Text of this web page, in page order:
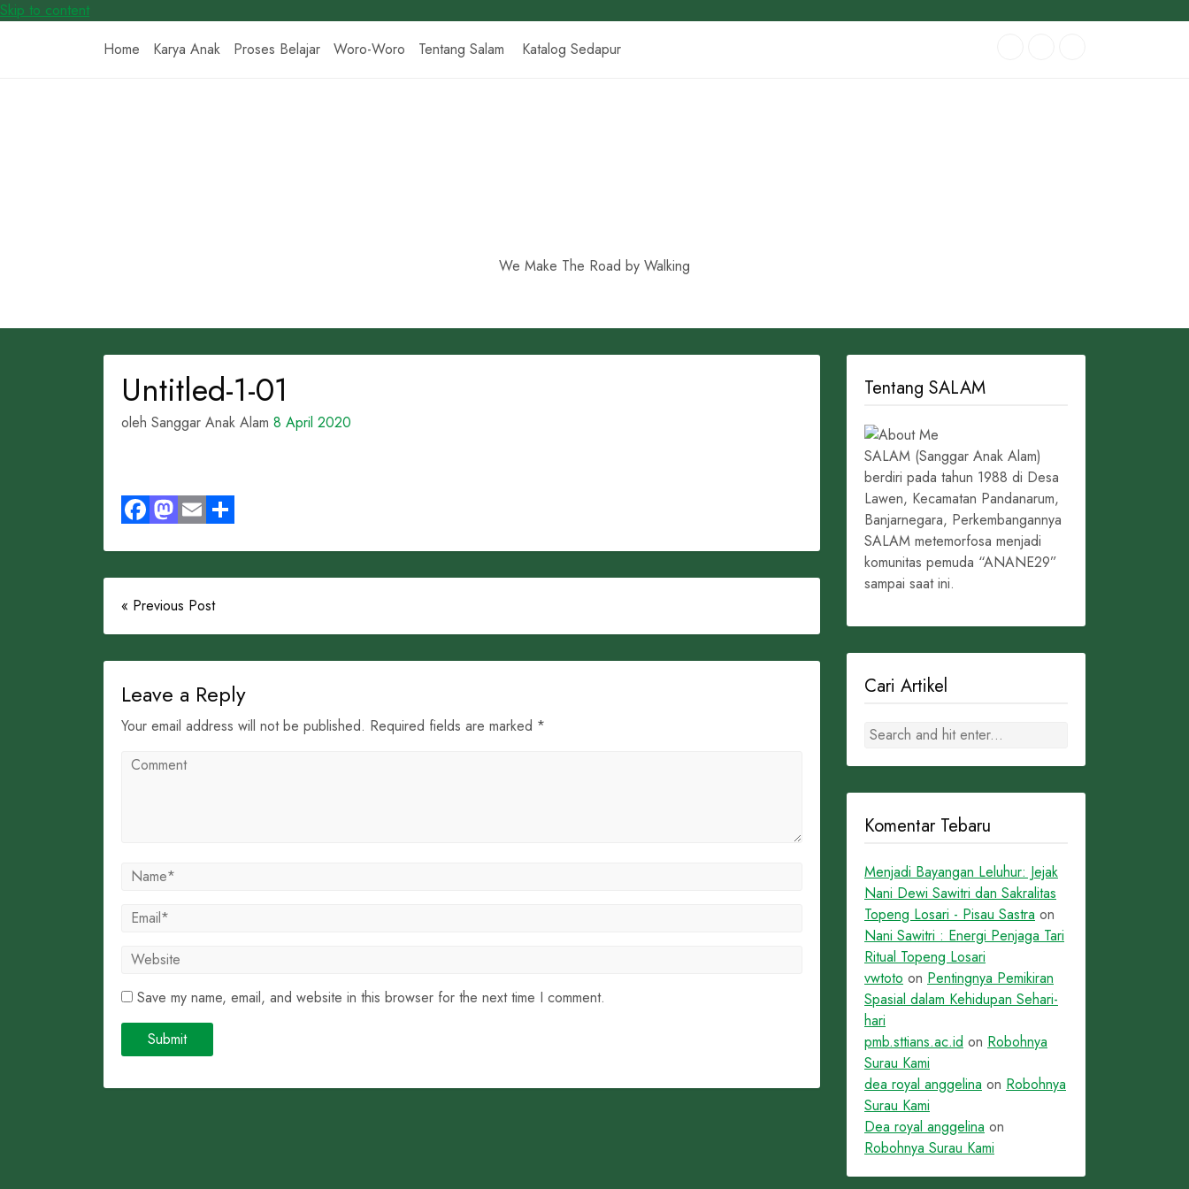
Skip to content
Home
Karya Anak Proses Belajar Woro-Woro Tentang Salam Katalog Sedapur
We Make The Road by Walking
Untitled-1-01
oleh Sanggar Anak Alam 8 April 2020
« Previous Post
Leave a Reply
Your email address will not be published. Required fields are marked *
Save my name, email, and website in this browser for the next time I comment.
Tentang SALAM
SALAM (Sanggar Anak Alam)
berdiri pada tahun 1988 di Desa
Lawen, Kecamatan Pandanarum,
Banjarnegara, Perkembangannya
SALAM metemorfosa menjadi
komunitas pemuda “ANANE29”
sampai saat ini.
Cari Artikel
Komentar Tebaru
Menjadi Bayangan Leluhur: Jejak
Nani Dewi Sawitri dan Sakralitas
Topeng Losari - Pisau Sastra on
Nani Sawitri : Energi Penjaga Tari
Ritual Topeng Losari
vwtoto on Pentingnya Pemikiran
Spasial dalam Kehidupan Sehari-
hari
pmb.sttians.ac.id on Robohnya
Surau Kami
dea royal anggelina on Robohnya
Surau Kami
Dea royal anggelina on
Robohnya Surau Kami